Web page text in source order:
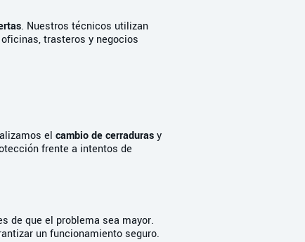
. Nuestros técnicos utilizan
trasteros y negocios
el cambio de cerradurasy
frente a intentos de
de que el problema sea mayor.
un funcionamiento seguro.